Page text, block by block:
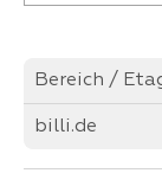
Bereich /
billi.de